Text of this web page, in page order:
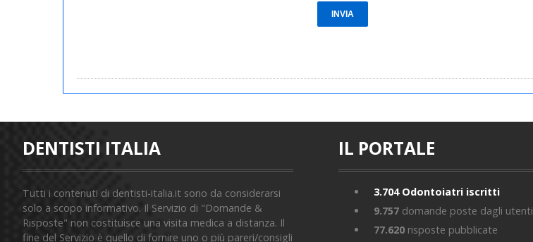
DENTISTI ITALIA
Tutti i contenuti di dentisti-italia.it sono da considerarsi
solo a scopo informativo. Il Servizio di "Domande &
Risposte" non costituisce una visita medica a distanza. Il
fine del Servizio è quello di fornire uno o più pareri/consigli
IL PORTALE
3.704Odontoiatri iscritti
9.757 domande poste dagli utenti
77.620 risposte pubblicate